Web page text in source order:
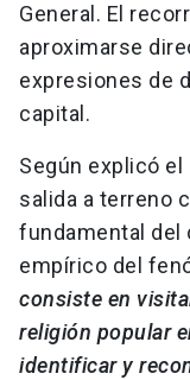
General. El
aproximarse
expresiones de
capital.
Según explicó
salida a terreno
fundamental del
empírico del
consiste en
religión popular
identificar y